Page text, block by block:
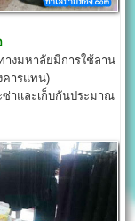
งมหาลัยมีการใช้ลาน
คารแทน)
ซ่าและเก็บกันประมาณ